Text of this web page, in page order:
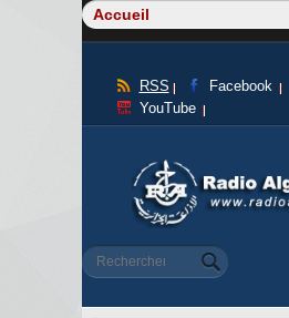
RSS Facebook
YouTube
Formulaire de
Rechercher